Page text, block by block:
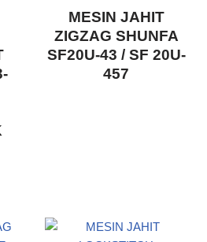
MESIN JAHIT
ZIGZAG SHUNFA
SF20U-43 / SF 20U-
457